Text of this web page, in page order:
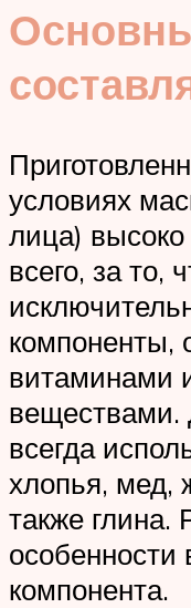
условиях
лица)
всего, за то,
компоненты,
витаминами
веществами.
всегда
хлопья, мед,
также глина.
особенности
компонента.